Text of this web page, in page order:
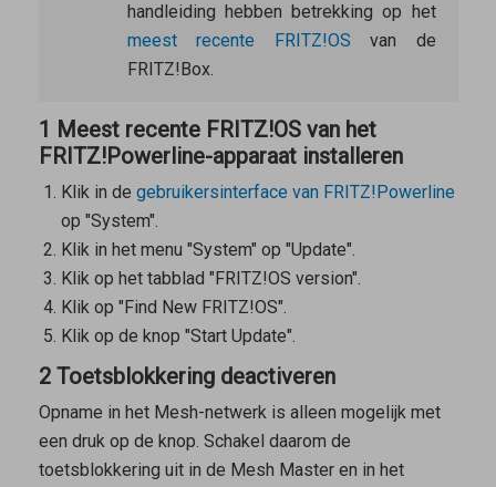
handleiding hebben betrekking op het
meest recente FRITZ!OS van de
FRITZ!Box.
1 Meest recente FRITZ!OS van het
FRITZ!Powerline-apparaat installeren
Klik in de gebruikersinterface van FRITZ!Powerline
op "System".
Klik in het menu "System" op "Update".
Klik op het tabblad "FRITZ!OS version".
Klik op "Find New FRITZ!OS".
Klik op de knop "Start Update".
2 Toetsblokkering deactiveren
Opname in het Mesh-netwerk is alleen mogelijk met
een druk op de knop. Schakel daarom de
toetsblokkering uit in de Mesh Masteren in het